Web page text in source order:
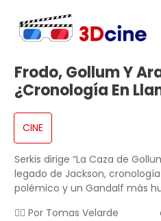
Frodo, Gollum Y
¿cronología En
CINE
Serkis dirige “La Caza de
legado de Jackson,
polémico y un Gandalf más
✍🏻 Por Tomas Velarde